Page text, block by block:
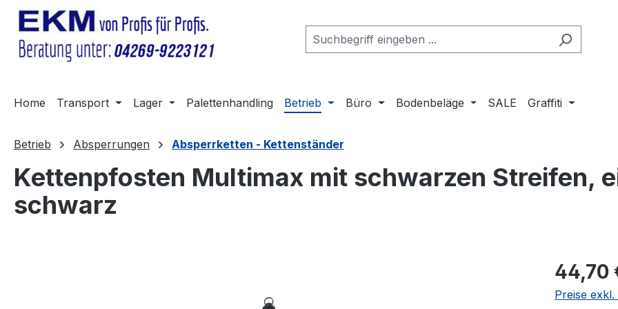
Hauptinhalt springen
Zur Suche springen
Zur Hauptnavigation springen
Home Transport Lager Palettenhandling Betrieb Büro Bodenbeläge SALE Graffiti
Betrieb Absperrungen Absperrketten - Kettenständer
Kettenpfosten Multimax mit schwarzen Streifen,
schwarz
Regulärer
44,70
Preise